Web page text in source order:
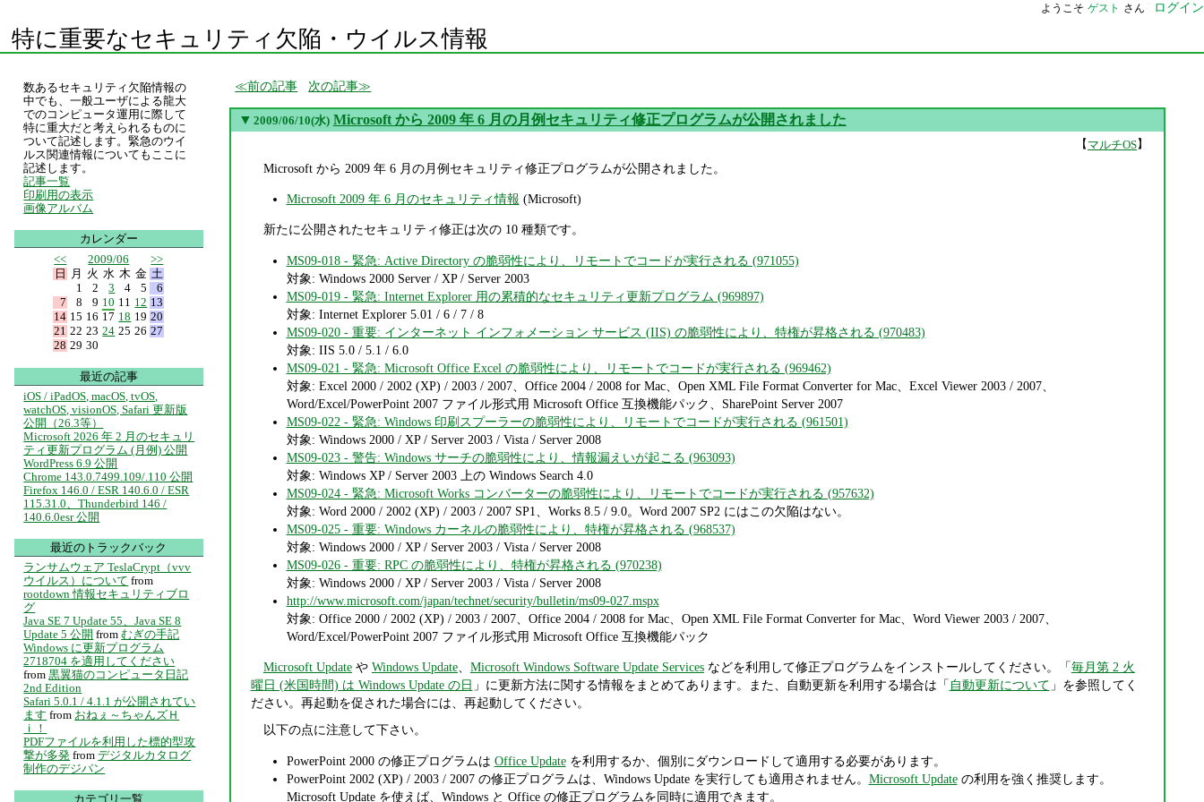
ようこそ ゲスト さん ログイン
特に重要なセキュリティ欠陥・ウイルス情報
前の記事 次の記事
▼ 2009/06/10(水) Microsoft から 2009 年 6 月の月例セキュリティ修正プログラムが公開されました
【マルチOS】
Microsoft から 2009 年 6 月の月例セキュリティ修正プログラムが公開されました。
Microsoft 2009 年 6 月のセキュリティ情報 (Microsoft)
新たに公開されたセキュリティ修正は次の 10 種類です。
MS09-018 - 緊急: Active Directory の脆弱性により、リモートでコードが実行される (971055)
対象: Windows 2000 Server / XP / Server 2003
MS09-019 - 緊急: Internet Explorer 用の累積的なセキュリティ更新プログラム (969897)
対象: Internet Explorer 5.01 / 6 / 7 / 8
MS09-020 - 重要: インターネット インフォメーション サービス (IIS) の脆弱性により、特権が昇格される (970483)
対象: IIS 5.0 / 5.1 / 6.0
MS09-021 - 緊急: Microsoft Office Excel の脆弱性により、リモートでコードが実行される (969462)
対象: Excel 2000 / 2002 (XP) / 2003 / 2007、Office 2004 / 2008 for Mac、Open XML File Format Converter for Mac、Excel Viewer 2003 / 2007、
Word/Excel/PowerPoint 2007 ファイル形式用 Microsoft Office 互換機能パック、SharePoint Server 2007
MS09-022 - 緊急: Windows 印刷スプーラーの脆弱性により、リモートでコードが実行される (961501)
対象: Windows 2000 / XP / Server 2003 / Vista / Server 2008
MS09-023 - 警告: Windows サーチの脆弱性により、情報漏えいが起こる (963093)
対象: Windows XP / Server 2003 上の Windows Search 4.0
MS09-024 - 緊急: Microsoft Works コンバーターの脆弱性により、リモートでコードが実行される (957632)
対象: Word 2000 / 2002 (XP) / 2003 / 2007 SP1、Works 8.5 / 9.0。Word 2007 SP2 にはこの欠陥はない。
MS09-025 - 重要: Windows カーネルの脆弱性により、特権が昇格される (968537)
対象: Windows 2000 / XP / Server 2003 / Vista / Server 2008
MS09-026 - 重要: RPC の脆弱性により、特権が昇格される (970238)
対象: Windows 2000 / XP / Server 2003 / Vista / Server 2008
http://www.microsoft.com/japan/technet/security/bulletin/ms09-027.mspx
対象: Office 2000 / 2002 (XP) / 2003 / 2007、Office 2004 / 2008 for Mac、Open XML File Format Converter for Mac、Word Viewer 2003 / 2007、
Word/Excel/PowerPoint 2007 ファイル形式用 Microsoft Office 互換機能パック
Microsoft Updateや Windows Update、 Microsoft Windows Software Update Servicesなどを利用して修正プログラムをインストールしてください。「毎月第 2 火
曜日 (米国時間) は Windows Update の日 」に更新方法に関する情報をまとめてあります。また、自動更新を利用する場合は「 自動更新について 」を参照してく
ださい。再起動を促された場合には、再起動してください。
以下の点に注意して下さい。
PowerPoint 2000 の修正プログラムは Office Updateを利用するか、個別にダウンロードして適用する必要があります。
PowerPoint 2002 (XP) / 2003 / 2007 の修正プログラムは、Windows Update を実行しても適用されません。 Microsoft Updateの利用を強く推奨します。
Microsoft Update を使えば、Windows と Office の修正プログラムを同時に適用できます。
数あるセキュリティ欠陥情報の
中でも、一般ユーザによる龍大
でのコンピュータ運用に際して
特に重大だと考えられるものに
ついて記述します。緊急のウイ
ルス関連情報についてもここに
記述します。
記事一覧
印刷用の表示
画像アルバム
カレンダー
<<
2009/06
>>
日
月 火 水 木 金 土
1
2 3 4 5
6
7
8 9 10 11 12 13
14 15 16 17 18 19 20
21 22 23 24 25 26 27
28 29 30
最近の記事
iOS / iPadOS, macOS, tvOS,
watchOS, visionOS, Safari 更新版
公開（26.3等）
Microsoft 2026 年 2 月のセキュリ
ティ更新プログラム (月例) 公開
WordPress 6.9 公開
Chrome 143.0.7499.109/.110 公開
Firefox 146.0 / ESR 140.6.0 / ESR
115.31.0、Thunderbird 146 /
140.6.0esr 公開
最近のトラックバック
ランサムウェア TeslaCrypt（vvv
ウイルス）について from
rootdown 情報セキュリティブロ
グ
Java SE 7 Update 55、Java SE 8
Update 5 公開 from むぎの手記
Windows に更新プログラム
2718704 を適用してください
from 黒翼猫のコンピュータ日記
2nd Edition
Safari 5.0.1 / 4.1.1 が公開されてい
ます from おねぇ～ちゃんズＨ
ｉ！
PDFファイルを利用した標的型攻
撃が多発 from デジタルカタログ
制作のデジパン
カテゴリ一覧